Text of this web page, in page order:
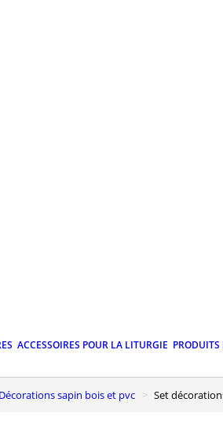
ACCESSOIRES POUR LA LITURGIE
Décorations sapin bois et pvc Set